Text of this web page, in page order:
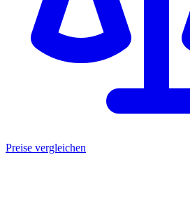
Preise vergleichen